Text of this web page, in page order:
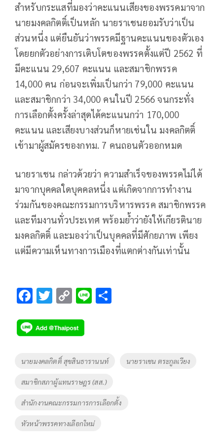
สำหรับกระแสที่มองว่าคะแนนเสียงของพรรคมาจาก
นายมงคลกิตติ์เป็นหลัก นายราเชนยอมรับว่าเป็น
ส่วนหนึ่ง แต่ยืนยันว่าพรรคมีฐานคะแนนของตัวเอง
โดยยกตัวอย่างการเติบโตของพรรคตั้งแต่ปี 2562 ที่
มีคะแนน 29,607 คะแนน และสมาชิกพรรค
14,000 คน ก่อนจะเพิ่มเป็นกว่า 79,000 คะแนน
และสมาชิกกว่า 34,000 คนในปี 2566 จนกระทั่ง
การเลือกตั้งครั้งล่าสุดได้คะแนนกว่า 170,000
คะแนน และเสียงบางส่วนก็หายเช่นใน มงคลกิตติ์
เข้ามาผู้สมัครของกทม. 7 คนถอนตัวออกหมด
นายราเชน กล่าวด้วยว่า ความสำเร็จของพรรคไม่ได้
มาจากบุคคลใดบุคคลหนึ่ง แต่เกิดจากการทำงาน
ร่วมกันของคณะกรรมการบริหารพรรค สมาชิกพรรค
และทีมงานทั่วประเทศ พร้อมย้ำว่ายังให้เกียรตินาย
มงคลกิตติ์ และมองว่าเป็นบุคคลที่มีศักยภาพ เพียง
แต่มีความเห็นทางการเมืองที่แตกต่างกันเท่านั้น
F
e
b
o
o
k
T
tt
er
C
p
y
Li
k
Li
Tags
นายมงคลกิตติ์ สุขสินธารานนท์ นายราเชน ตระกูลเวียง
สมาชิกสภาผู้แทนราษฎร (สส.)
สำนักงานคณะกรรมการการเลือกตั้ง
หัวหน้าพรรคทางเลือกใหม่